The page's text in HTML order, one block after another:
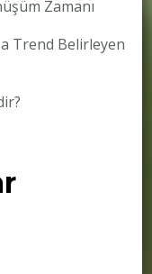
Zamanı
Trend Belirleyen